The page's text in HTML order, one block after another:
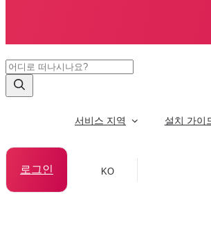
서비스 지역 설치 가이
로그인 KO